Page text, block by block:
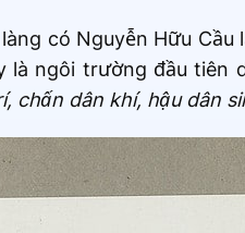
có Nguyễn Hữu
là ngôi trường đầu tiên
chấn dân khí, hậu dân